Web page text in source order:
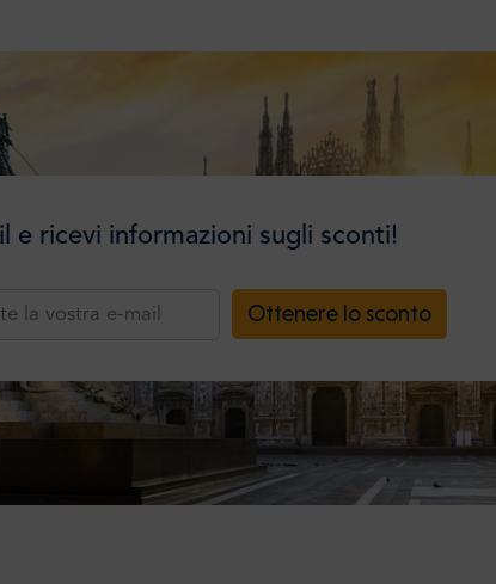
e ricevi informazioni sugli sconti!
Ottenere lo sconto